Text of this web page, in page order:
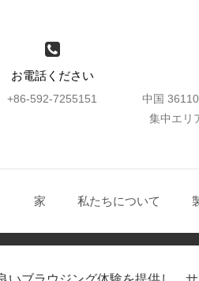
お電話ください
+86-592-7255151
中国
集中エリ
家 私たちについて